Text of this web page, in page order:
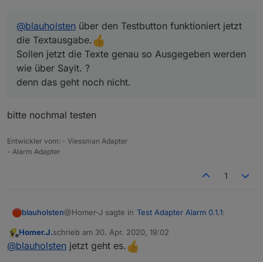
@blauholsten über den Testbutton funktioniert jetzt
die Textausgabe.
Sollen jetzt die Texte genau so Ausgegeben werden
wie über Sayit. ?
denn das geht noch nicht.
bitte nochmal testen
Entwickler vom: - Viessman Adapter
- Alarm Adapter
1
blauholsten@Homer-J sagte in Test Adapter Alarm 0.1.1:
@blauholsten über den Testbutton
funktioniert jetzt die Textausgabe.
Offline
Homer.J.schrieb am 30. Apr. 2020, 19:02
zuletzt editiert von
@blauholsten jetzt geht es.